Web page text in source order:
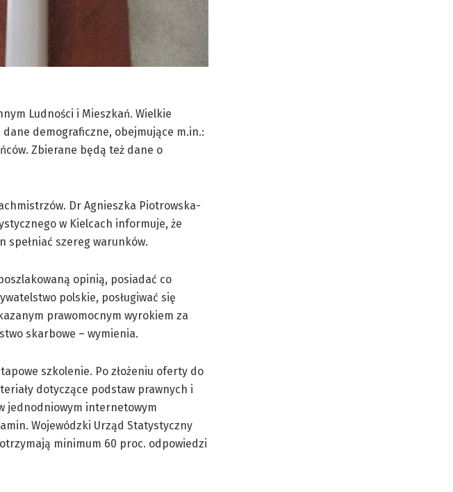
Ludności i Mieszkań. Wielkie
demograficzne, obejmujące m.in.:
Zbierane będą też dane o
Dr Agnieszka Piotrowska-
w Kielcach informuje, że
spełniać szereg warunków.
opinią, posiadać co
polskie, posługiwać się
prawomocnym wyrokiem za
skarbowe – wymienia.
szkolenie. Po złożeniu oferty do
dotyczące podstaw prawnych i
jednodniowym internetowym
Wojewódzki Urząd Statystyczny
minimum 60 proc. odpowiedzi